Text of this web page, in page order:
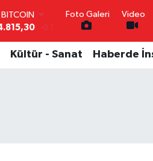
DOLAR
0.18
EURO
0.32
Foto Galeri Video
Kültür - Sanat Haberde